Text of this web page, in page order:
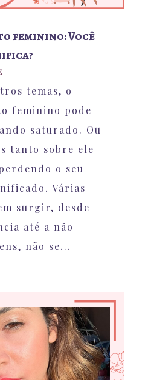
feminino: Você
temas, o
feminino pode
saturado. Ou
tanto sobre ele
o seu
Várias
surgir, desde
até a não
não se...